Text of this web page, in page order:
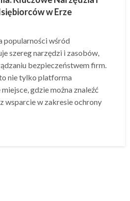
w Erze
popularności wśród
szereg narzędzi i zasobów,
bezpieczeństwem firm.
nie tylko platforma
gdzie można znaleźć
wsparcie w zakresie ochrony